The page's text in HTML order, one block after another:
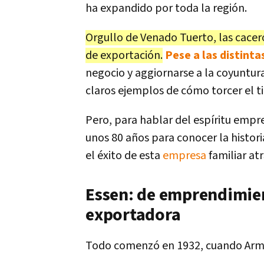
ha expandido por toda la región.
Orgullo de Venado Tuerto, las
de exportación. Pese a las
negocio y aggiornarse a la
claros ejemplos de cómo torcer el
Pero, para hablar del espíritu
unos 80 años para conocer la
el éxito de esta empresafamiliar
Essen: de
exportadora
Todo comenzó en 1932, cuando